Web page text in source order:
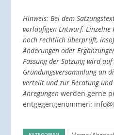
Hinweis: Bei dem
vorläufigen Entwurf. Einzelne
noch rechtlich überprüft,
Änderungen oder
Fassung der Satzung wird
Gründungsversammlung an
verteilt und zur Beratung
Anregungenwerden gerne
entgegengenommen: